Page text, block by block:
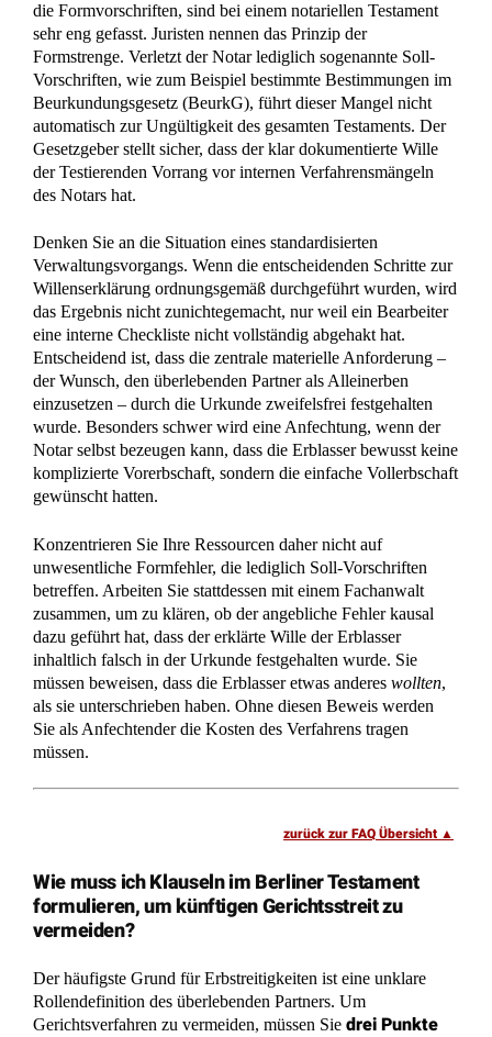
automatisch zur Ungültigkeit des gesamten Testaments. Der
Gesetzgeber stellt sicher, dass der klar dokumentierte Wille
der Testierenden Vorrang vor internen Verfahrensmängeln
des Notars hat.
Denken Sie an die Situation eines standardisierten
Verwaltungsvorgangs. Wenn die entscheidenden Schritte zur
Willenserklärung ordnungsgemäß durchgeführt wurden, wird
das Ergebnis nicht zunichtegemacht, nur weil ein Bearbeiter
Entscheidend ist, dass die zentrale materielle Anforderung –
der Wunsch, den überlebenden Partner als Alleinerben
einzusetzen – durch die Urkunde zweifelsfrei festgehalten
wurde. Besonders schwer wird eine Anfechtung, wenn der
Notar selbst bezeugen kann, dass die Erblasser bewusst keine
komplizierte Vorerbschaft, sondern die einfache Vollerbschaft
gewünscht hatten.
Konzentrieren Sie Ihre Ressourcen daher nicht auf
unwesentliche Formfehler, die lediglich Soll-Vorschriften
betreffen. Arbeiten Sie stattdessen mit einem Fachanwalt
zusammen, um zu klären, ob der angebliche Fehler kausal
inhaltlich falsch in der Urkunde festgehalten wurde. Sie
müssen beweisen, dass die Erblasser etwas andereswollten
als sie unterschrieben haben. Ohne diesen Beweis werden
Sie als Anfechtender die Kosten des Verfahrens tragen
müssen.
formulieren, um künftigen Gerichtsstreit zu
Rollendefinition des überlebenden Partners. Um
Gerichtsverfahren zu vermeiden, müssen Siedrei Punkte
klar trennen: die Rolle des Überlebenden (Vollerbe vs.
Konsequenzen der Pflichtteilsforderung.Verwenden Sie
explizite Begriffe, wie „Alleinerbe“, und vermeiden Sie
unbedingt paradoxe Verknüpfungen zwischen der